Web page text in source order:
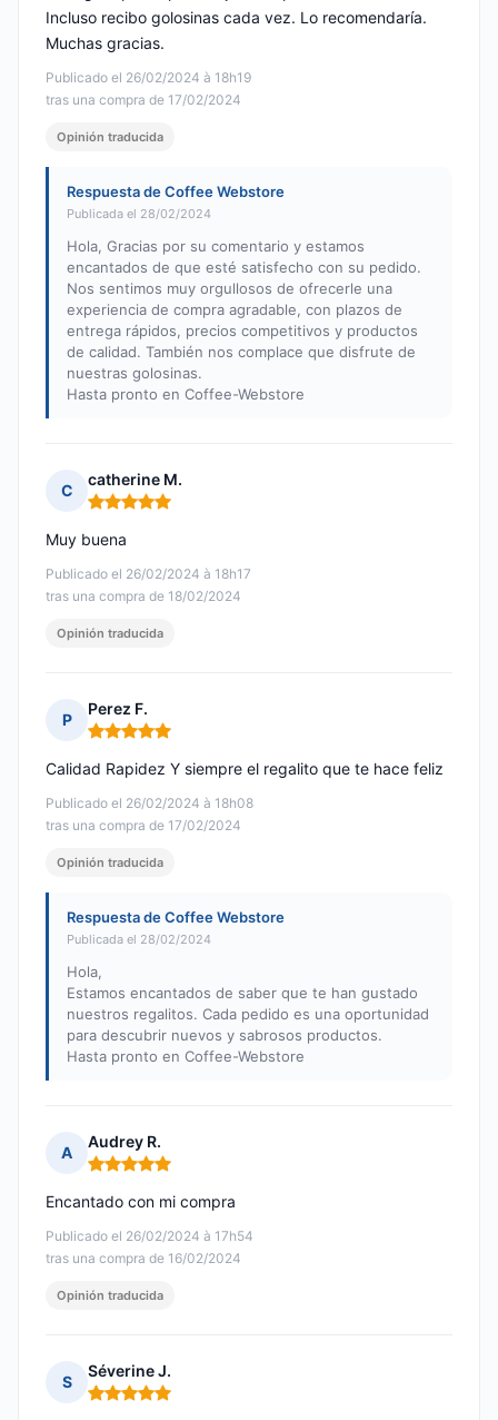
Publicado el 26/02/2024 à 18h19
tras una compra de 17/02/2024
Incluso recibo golosinas cada vez. Lo recomendaría.
Muchas gracias.
Opinión traducida
Respuesta de Coffee Webstore
Publicada el 28/02/2024
Hola, Gracias por su comentario y estamos
encantados de que esté satisfecho con su pedido.
Nos sentimos muy orgullosos de ofrecerle una
experiencia de compra agradable, con plazos de
entrega rápidos, precios competitivos y productos
de calidad. También nos complace que disfrute de
nuestras golosinas.
Hasta pronto en Coffee-Webstore
C
catherine M.
Nota: 5 de 5
Publicado el 26/02/2024 à 18h17
tras una compra de 18/02/2024
Muy buena
Opinión traducida
P
Perez F.
Nota: 5 de 5
Publicado el 26/02/2024 à 18h08
tras una compra de 17/02/2024
Calidad Rapidez Y siempre el regalito que te hace feliz
Opinión traducida
Respuesta de Coffee Webstore
Publicada el 28/02/2024
Hola,
Estamos encantados de saber que te han gustado
nuestros regalitos. Cada pedido es una oportunidad
para descubrir nuevos y sabrosos productos.
Hasta pronto en Coffee-Webstore
A
Audrey R.
Nota: 5 de 5
Publicado el 26/02/2024 à 17h54
tras una compra de 16/02/2024
Encantado con mi compra
Opinión traducida
S
Séverine J.
Nota: 5 de 5